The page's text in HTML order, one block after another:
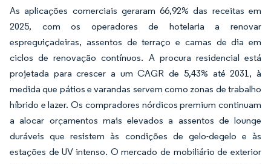
As aplicações comerciais geraram 66,92% das receitas em
2025, com os operadores de hotelaria a renovar
espreguiçadeiras, assentos de terraço e camas de dia em
ciclos de renovação contínuos. A procura residencial está
projetada para crescer a um CAGR de 5,43% até 2031, à
medida que pátios e varandas servem como zonas de trabalho
híbrido e lazer. Os compradores nórdicos premium continuam
a alocar orçamentos mais elevados a assentos de lounge
duráveis que resistem às condições de gelo-degelo e às
estações de UV intenso. O mercado de mobiliário de exterior